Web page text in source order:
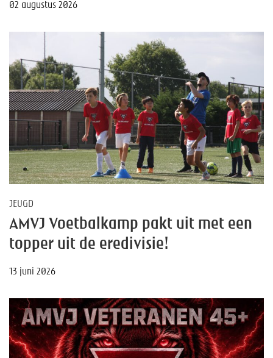
02 augustus 2026
JEUGD
AMVJ Voetbalkamp pakt uit met een
topper uit de eredivisie!
13 juni 2026